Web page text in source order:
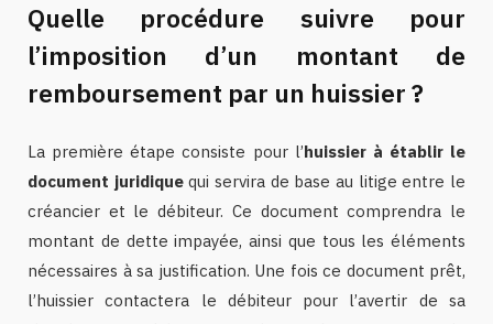
Quelle procédure suivre pour
l’imposition d’un montant de
remboursement par un huissier ?
La première étape consiste pour l’huissier à établir le
document juridiquequi servira de base au litige entre le
créancier et le débiteur. Ce document comprendra le
montant de dette impayée, ainsi que tous les éléments
nécessaires à sa justification. Une fois ce document prêt,
l’huissier contactera le débiteur pour l’avertir de sa